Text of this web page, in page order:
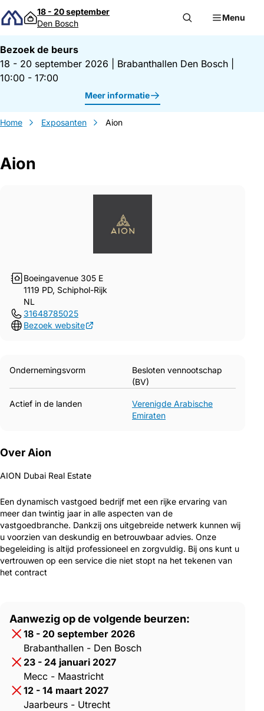
Direct naar inhoud
18 - 20 september
Den Bosch
Menu
Bezoek de beurs
18 - 20 september 2026
Brabanthallen Den Bosch
10:00 - 17:00
Meer informatie
Home Exposanten Aion
Aion
Boeingavenue 305 E
1119 PD, Schiphol-Rijk
NL
31648785025
Bezoek website
Gegevens Aion
Ondernemingsvorm
Besloten vennootschap
(BV)
Actief in de landen
Verenigde Arabische
Emiraten
Over Aion
AION Dubai Real Estate
Een dynamisch vastgoed bedrijf met een rijke ervaring van
meer dan twintig jaar in alle aspecten van de
vastgoedbranche. Dankzij ons uitgebreide netwerk kunnen wij
u voorzien van deskundig en betrouwbaar advies. Onze
begeleiding is altijd professioneel en zorgvuldig. Bij ons kunt u
vertrouwen op een service die niet stopt na het tekenen van
het contract
Aanwezig op de volgende beurzen:
18 - 20 september 2026
Brabanthallen - Den Bosch
23 - 24 januari 2027
Mecc - Maastricht
12 - 14 maart 2027
Jaarbeurs - Utrecht